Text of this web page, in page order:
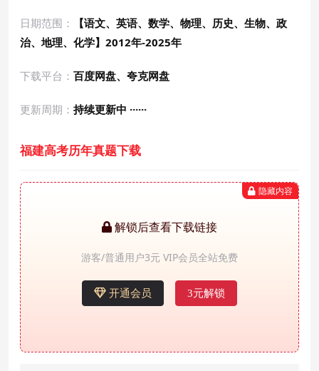
日期范围：
【语文、英语、数学、物理、历史、生物、政
治、地理、化学】2012年-2025年
下载平台： 百度网盘、夸克网盘
更新周期： 持续更新中 ······
福建高考历年真题下载
隐藏内容
解锁后查看下载链接
游客/普通用户3元 VIP会员全站免费
开通会员 3元解锁